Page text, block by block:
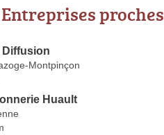
Entreprises proches
Diffusion
Montpinçon
Huault